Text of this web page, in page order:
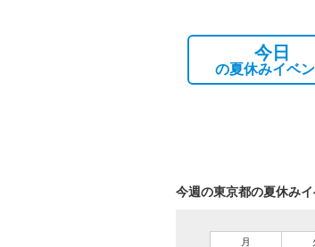
今日
の夏休みイベ
今週の東京都の夏休み
月